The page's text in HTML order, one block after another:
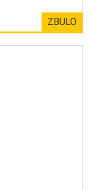
ZBULO